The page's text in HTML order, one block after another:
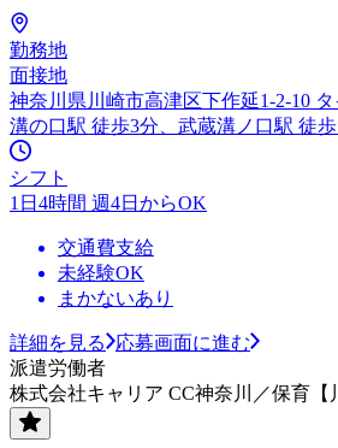
勤務地
面接地
神奈川県川崎市高津区下作延1-2-10
溝の口駅 徒歩3分、武蔵溝ノ口駅 徒
シフト
1日4時間 週4日からOK
交通費支給
未経験OK
まかないあり
詳細を見る
応募画面に進む
派遣労働者
株式会社キャリア CC神奈川／保育【